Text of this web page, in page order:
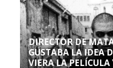
DIRECTOR DE
GUSTABA LA IDEA
VIERA LA PELÍCULA